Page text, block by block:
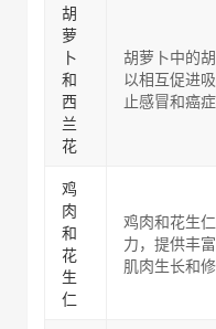
胡
萝
卜
和
西
兰
花
胡萝卜中的
以相互促进
止感冒和癌症
鸡
肉
和
花
生
仁
鸡肉和花生
力，提供丰
肌肉生长和